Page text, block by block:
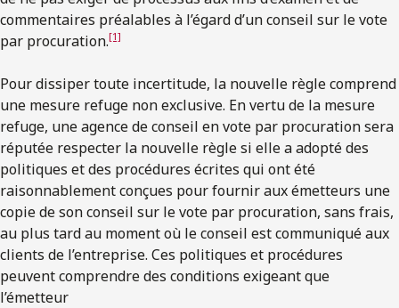
commentaires préalables à l’égard d’un conseil sur le vote
par procuration.[1]
Pour dissiper toute incertitude, la nouvelle règle comprend
une mesure refuge non exclusive. En vertu de la mesure
refuge, une agence de conseil en vote par procuration sera
réputée respecter la nouvelle règle si elle a adopté des
politiques et des procédures écrites qui ont été
raisonnablement conçues pour fournir aux émetteurs une
copie de son conseil sur le vote par procuration, sans frais,
au plus tard au moment où le conseil est communiqué aux
clients de l’entreprise. Ces politiques et procédures
peuvent comprendre des conditions exigeant que
l’émetteur